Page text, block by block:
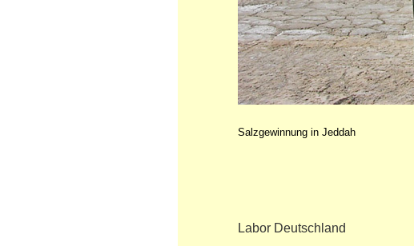
Salzgewinnung in Jeddah
Labor Deutschland